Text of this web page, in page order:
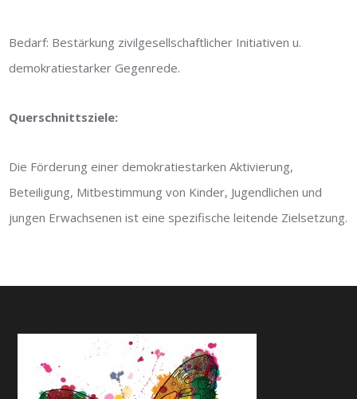
Bedarf: Bestärkung zivilgesellschaftlicher Initiativen u.
demokratiestarker Gegenrede.
Querschnittsziele:
Die Förderung einer demokratiestarken Aktivierung,
Beteiligung, Mitbestimmung von Kinder, Jugendlichen und
jungen Erwachsenen ist eine spezifische leitende Zielsetzung.